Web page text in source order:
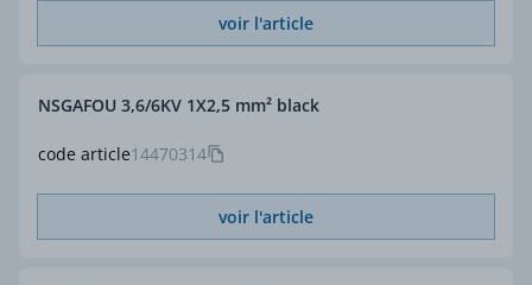
voir l'article
code article14470314
NSGAFOU 3,6/6KV 1X2,5 mm² black
voir l'article